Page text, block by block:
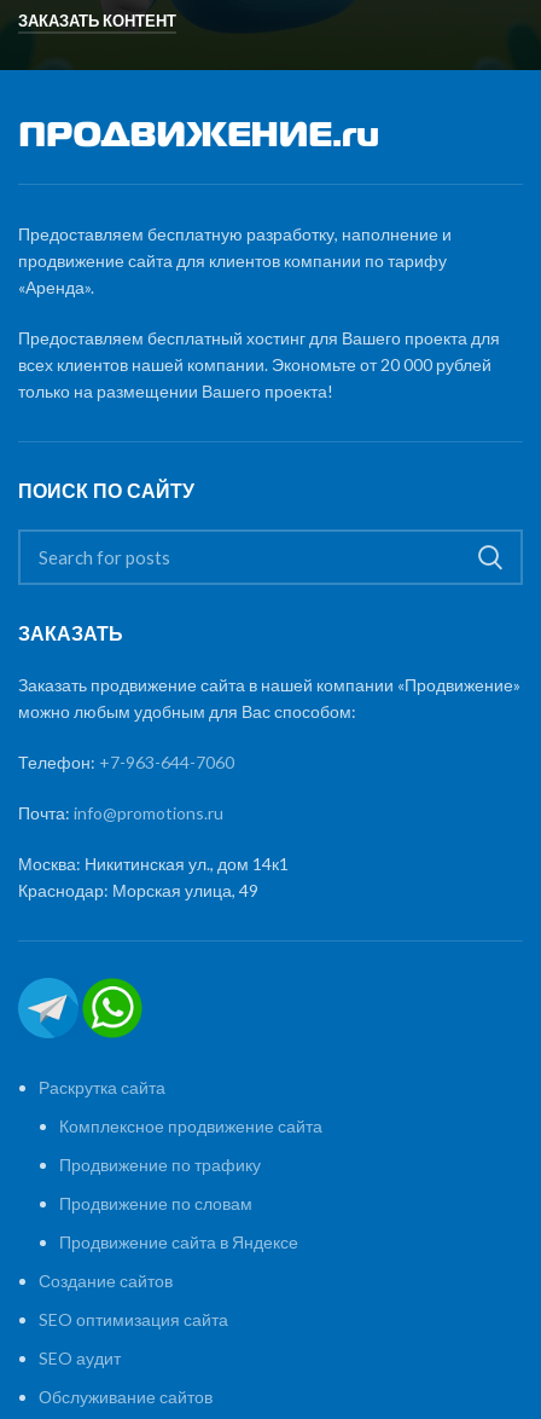
ЗАКАЗАТЬ КОНТЕНТ
Предоставляем бесплатную разработку, наполнение и
продвижение сайта для клиентов компании по тарифу
«Аренда».
Предоставляем бесплатный хостинг для Вашего проекта для
всех клиентов нашей компании. Экономьте от 20 000 рублей
только на размещении Вашего проекта!
ПОИСК ПО САЙТУ
ЗАКАЗАТЬ
Заказать продвижение сайта в нашей компании «Продвижение»
можно любым удобным для Вас способом:
Телефон: +7-963-644-7060
Почта: info@promotions.ru
Москва: Никитинская ул., дом 14к1
Краснодар: Морская улица, 49
Раскрутка сайта
Комплексное продвижение сайта
Продвижение по трафику
Продвижение по словам
Продвижение сайта в Яндексе
Создание сайтов
SEO оптимизация сайта
SEO аудит
Обслуживание сайтов